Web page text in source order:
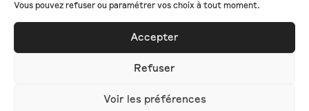
Vous pouvez refuser ou paramétrer vos choix à tout moment.
Accepter
Refuser
Voir les préférences
FORMATIONS